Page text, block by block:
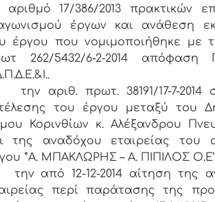
αριθμό 17/386/2013 πρακτικών
έργων και ανάθεση
έργου που νομιμοποιήθηκε με
262/5432/6-2-2014 απόφαση
την αριθ. πρωτ. 38191/17-7-2014
του έργου μεταξύ του
Κορινθίων κ. Αλέξανδρου
της αναδόχου εταιρείας του
‘’Α. ΜΠΑΚΛΩΡΗΣ – Α. ΠΙΠΙΛΟΣ
την από 12-12-2014 αίτηση της
περί παράτασης της